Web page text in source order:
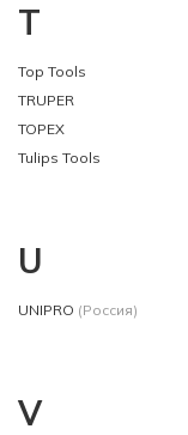
T
Top Tools
TRUPER
TOPEX
Tulips Tools
U
UNIPRO (Россия)
V